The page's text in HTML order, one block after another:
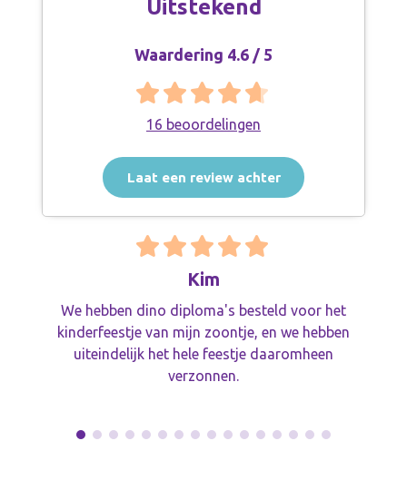
Uitstekend
Waardering 4.6 / 5
16 beoordelingen
Laat een review achter
Kim
We hebben dino diploma's besteld voor het
kinderfeestje van mijn zoontje, en we hebben
uiteindelijk het hele feestje daaromheen
verzonnen.